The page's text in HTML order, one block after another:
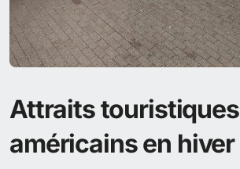
Attraits touristiques
américains en hiver